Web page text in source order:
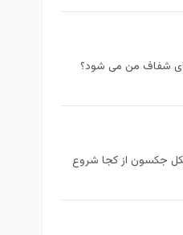
شفاف من می شود؟
جکسون از كجا شروع